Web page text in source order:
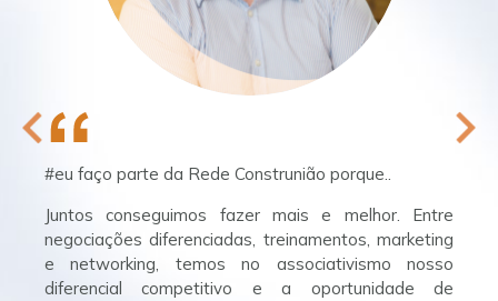
#eu faço parte da Rede Construnião porque..
Juntos conseguimos fazer mais e melhor. Entre
negociações diferenciadas, treinamentos, marketing
e networking, temos no associativismo nosso
diferencial competitivo e a oportunidade de